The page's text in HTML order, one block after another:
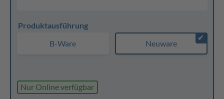
Produktausführung
B-Ware
✔
Neuware
Nur Online verfügbar